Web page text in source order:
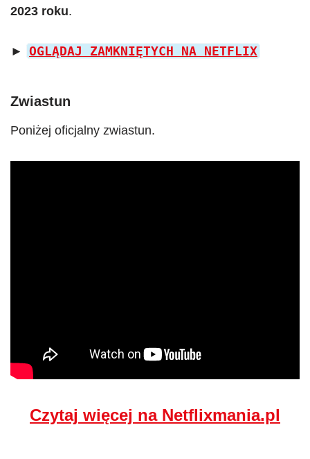
2023 roku.
► OGLĄDAJ ZAMKNIĘTYCH NA NETFLIX
Zwiastun
Poniżej oficjalny zwiastun.
Czytaj więcej na Netflixmania.pl